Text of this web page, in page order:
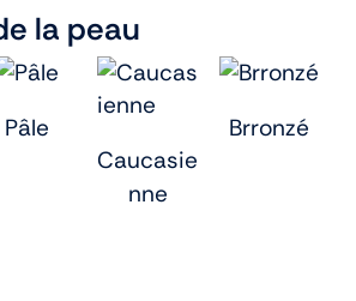
la peau
Pâle
Caucasie
nne
Brronzé